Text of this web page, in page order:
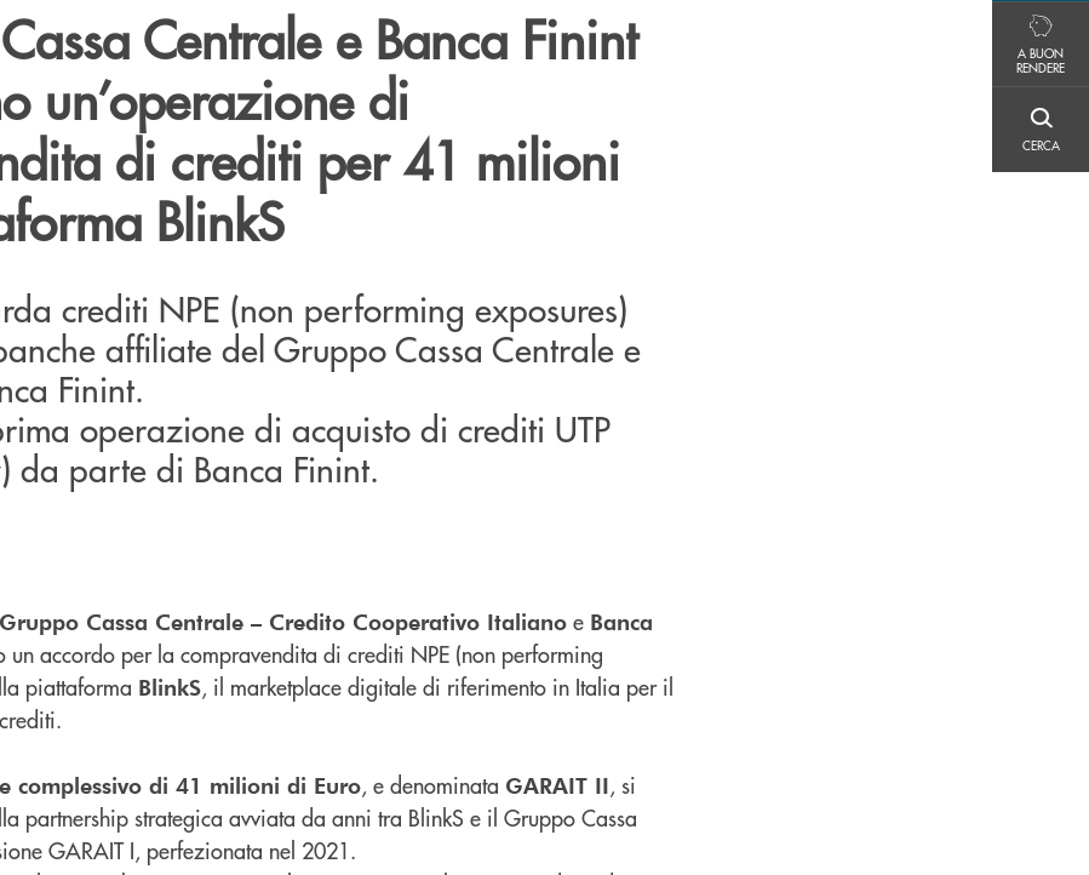
A BUON
RENDERE
CERCA
Centrale e Banca Finint
un’operazione di
di crediti per 41 milioni
BlinkS
crediti NPE (non performing exposures)
affiliate del Gruppo Cassa Centrale e
Finint.
operazione di acquisto di crediti UTP
da parte di Banca Finint.
Gruppo Cassa Centrale – Credito Cooperativo Italiano e Banca
un accordo per la compravendita di crediti NPE (non performing
piattaforma BlinkS, il marketplace digitale di riferimento in Italia per il
complessivo di 41 milioni di Euro, e denominata GARAIT II, si
partnership strategica avviata da anni tra BlinkS e il Gruppo Cassa
GARAIT I, perfezionata nel 2021.